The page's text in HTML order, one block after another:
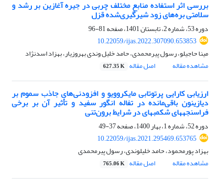
بررسی اثر استفاده منابع مختلف چربی در جیره آغازین بر رشد و
سلامتی بره‌های زود شیرگیری‌شده ‏قزل
دوره 53، شماره 2، تابستان 1401، صفحه
81-96
10.22059/ijas.2022.307090.653853
مینا حاجیلو، رسول پیرمحمدی، حامد خلیل وندی بهروزیار، بهزاد اسدنژاد
مشاهده مقاله
اصل مقاله 627.35 K
ارزیابی کارایی پرتوتابی مایکروویو و افزودنی‌های جاذب سموم بر
دیازینون باقی‌مانده در تفاله انگور ‏سفید و تأثیر آن بر برخی
فراسنجه‏های شکمبه‏ای در شرایط برون‌تنی
دوره 52، شماره 1، بهار 1400، صفحه
37-49
10.22059/ijas.2021.295469.653765
بهزاد پورمحمود، حامد خلیلوندی، رسول پیرمحمدی
مشاهده مقاله
اصل مقاله 765.06 K